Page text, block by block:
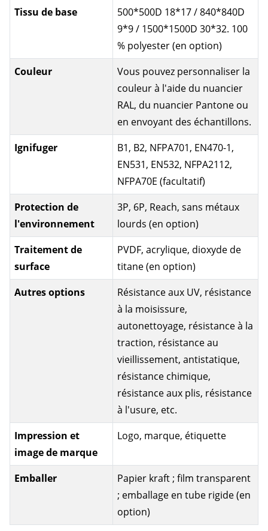
Tissu de base
500*500D 18*17 / 840*840D
9*9 / 1500*1500D 30*32. 100
% polyester (en option)
Couleur
Vous pouvez personnaliser la
couleur à l'aide du nuancier
RAL, du nuancier Pantone ou
en envoyant des échantillons.
Ignifuger
B1, B2, NFPA701, EN470-1,
EN531, EN532, NFPA2112,
NFPA70E (facultatif)
Protection de
l'environnement
3P, 6P, Reach, sans métaux
lourds (en option)
Traitement de
surface
PVDF, acrylique, dioxyde de
titane (en option)
Autres options
Résistance aux UV, résistance
à la moisissure,
autonettoyage, résistance à la
traction, résistance au
vieillissement, antistatique,
résistance chimique,
résistance aux plis, résistance
à l'usure, etc.
Impression et
image de marque
Logo, marque, étiquette
Emballer
Papier kraft ; film transparent
; emballage en tube rigide (en
option)